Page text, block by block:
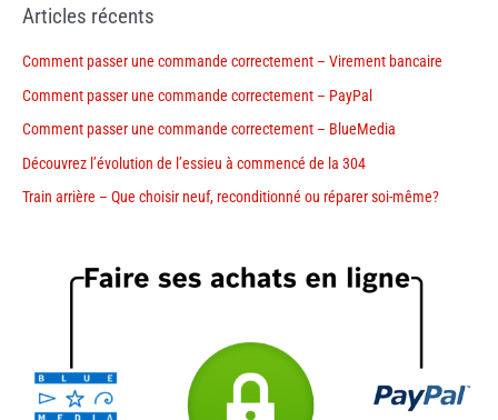
Articles récents
Comment passer une commande correctement – Virement bancaire
Comment passer une commande correctement – PayPal
Comment passer une commande correctement – BlueMedia
Découvrez l’évolution de l’essieu à commencé de la 304
Train arrière – Que choisir neuf, reconditionné ou réparer soi-même?